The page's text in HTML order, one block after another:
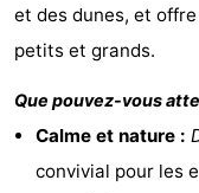
Kustlicht
-
et des dunes, et
petits et grands.
Que pouvez-vous
Calme et nature :
convivial pour les